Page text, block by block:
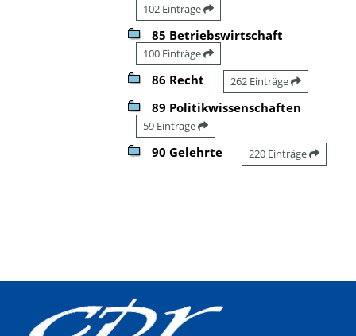
102 Einträge
85 Betriebswirtschaft
100 Einträge
86 Recht 262 Einträge
89 Politikwissenschaften
59 Einträge
90 Gelehrte 220 Einträge